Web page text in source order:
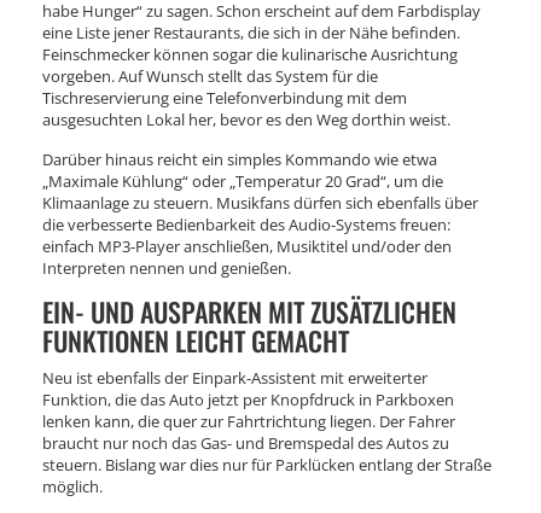
habe Hunger“ zu sagen. Schon erscheint auf dem Farbdisplay
eine Liste jener Restaurants, die sich in der Nähe befinden.
Feinschmecker können sogar die kulinarische Ausrichtung
vorgeben. Auf Wunsch stellt das System für die
Tischreservierung eine Telefonverbindung mit dem
ausgesuchten Lokal her, bevor es den Weg dorthin weist.
Darüber hinaus reicht ein simples Kommando wie etwa
„Maximale Kühlung“ oder „Temperatur 20 Grad“, um die
Klimaanlage zu steuern. Musikfans dürfen sich ebenfalls über
die verbesserte Bedienbarkeit des Audio-Systems freuen:
einfach MP3-Player anschließen, Musiktitel und/oder den
Interpreten nennen und genießen.
EIN- UND AUSPARKEN MIT ZUSÄTZLICHEN
FUNKTIONEN LEICHT GEMACHT
Neu ist ebenfalls der Einpark-Assistent mit erweiterter
Funktion, die das Auto jetzt per Knopfdruck in Parkboxen
lenken kann, die quer zur Fahrtrichtung liegen. Der Fahrer
braucht nur noch das Gas- und Bremspedal des Autos zu
steuern. Bislang war dies nur für Parklücken entlang der Straße
möglich.